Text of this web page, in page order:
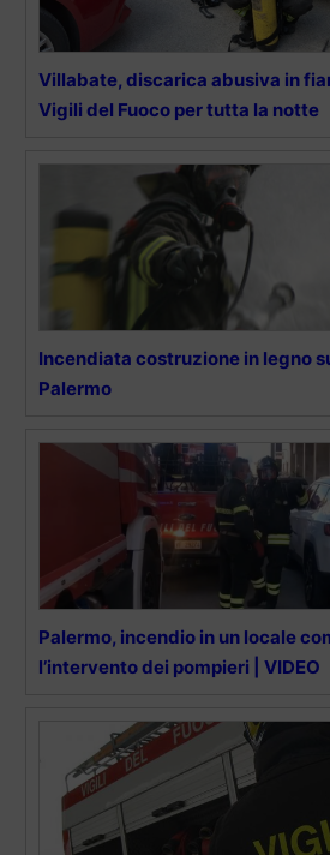
Villabate, discarica abusiva in
Vigili del Fuoco per tutta la notte
Incendiata costruzione in legno
Palermo
Palermo, incendio in un locale
l’intervento dei pompieri | VIDEO